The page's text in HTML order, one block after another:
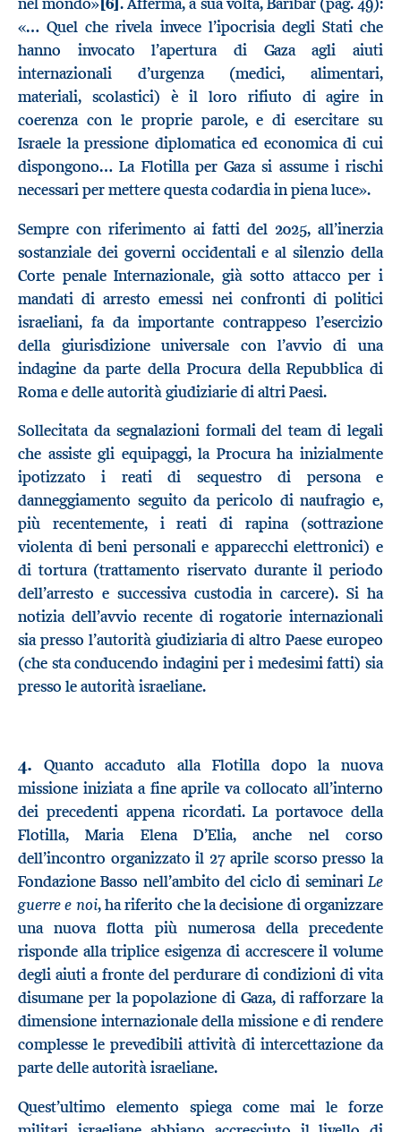
«… Quel che rivela invece l’ipocrisia degli Stati che
hanno invocato l’apertura di Gaza agli aiuti
internazionali d’urgenza (medici, alimentari,
materiali, scolastici) è il loro rifiuto di agire in
coerenza con le proprie parole, e di esercitare su
Israele la pressione diplomatica ed economica di cui
dispongono… La Flotilla per Gaza si assume i rischi
necessari per mettere questa codardia in piena luce».
Sempre con riferimento ai fatti del 2025, all’inerzia
sostanziale dei governi occidentali e al silenzio della
Corte penale Internazionale, già sotto attacco per i
mandati di arresto emessi nei confronti di politici
israeliani, fa da importante contrappeso l’esercizio
della giurisdizione universale con l’avvio di una
indagine da parte della Procura della Repubblica di
Roma e delle autorità giudiziarie di altri Paesi.
Sollecitata da segnalazioni formali del team di legali
che assiste gli equipaggi, la Procura ha inizialmente
ipotizzato i reati di sequestro di persona e
danneggiamento seguito da pericolo di naufragio e,
più recentemente, i reati di rapina (sottrazione
violenta di beni personali e apparecchi elettronici) e
di tortura (trattamento riservato durante il periodo
dell’arresto e successiva custodia in carcere). Si ha
notizia dell’avvio recente di rogatorie internazionali
sia presso l’autorità giudiziaria di altro Paese europeo
(che sta conducendo indagini per i medesimi fatti) sia
presso le autorità israeliane.
4. Quanto accaduto alla Flotilla dopo la nuova
missione iniziata a fine aprile va collocato all’interno
dei precedenti appena ricordati. La portavoce della
Flotilla, Maria Elena D’Elia, anche nel corso
dell’incontro organizzato il 27 aprile scorso presso la
Fondazione Basso nell’ambito del ciclo di seminari Le
guerre e noi, ha riferito che la decisione di organizzare
una nuova flotta più numerosa della precedente
risponde alla triplice esigenza di accrescere il volume
degli aiuti a fronte del perdurare di condizioni di vita
disumane per la popolazione di Gaza, di rafforzare la
dimensione internazionale della missione e di rendere
complesse le prevedibili attività di intercettazione da
parte delle autorità israeliane.
Quest’ultimo elemento spiega come mai le forze